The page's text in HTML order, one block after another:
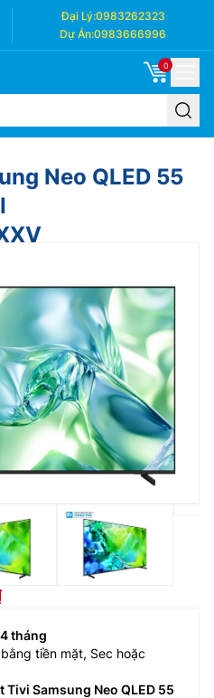
Đại Lý:0983262323
Dự Án:0983666996
0
Neo QLED 55
tháng
tiền mặt, Sec hoặc
Tivi Samsung Neo QLED 55